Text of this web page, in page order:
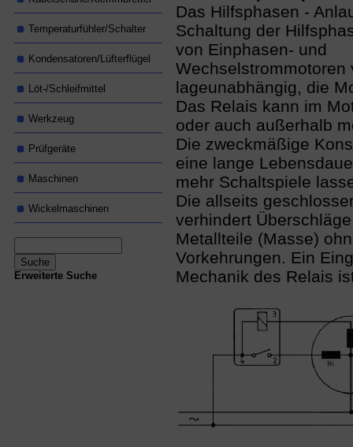
Temperaturfühler/Schalter
Kondensatoren/Lüfterflügel
Löt-/Schleifmittel
Werkzeug
Prüfgeräte
Maschinen
Wickelmaschinen
Erweiterte Suche
Das Hilfsphasen -
Schaltung der
von Einphasen- und
Wechselstrommotoren
lageunabhängig, die
Das Relais kann im
oder auch außerhalb
Die zweckmäßige
eine lange
mehr Schaltspiele
Die allseits
verhindert
Metallteile (Masse)
Vorkehrungen. Ein
Mechanik des Relais